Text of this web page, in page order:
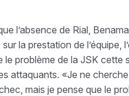
l’absence de Rial,
la prestation de l’équipe,
le problème de la JSK cette
attaquants. «Je ne
mais je pense que le